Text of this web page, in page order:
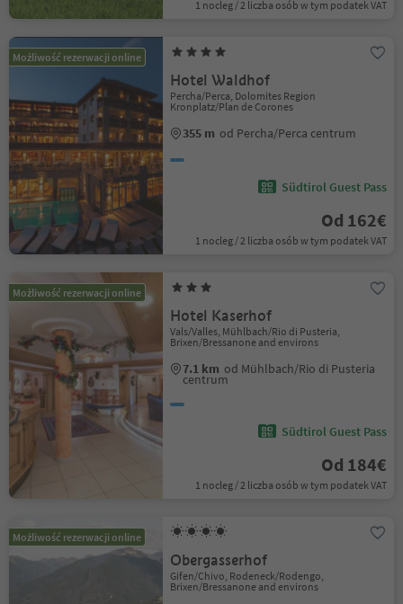
1 nocleg / 2 liczba osób w tym podatek VAT
Możliwość rezerwacji online
Hotel Waldhof
Percha/Perca, Dolomites Region
Kronplatz/Plan de Corones
355 m od Percha/Perca centrum
Südtirol Guest Pass
Od 162€
1 nocleg / 2 liczba osób w tym podatek VAT
Możliwość rezerwacji online
Hotel Kaserhof
Vals/Valles, Mühlbach/Rio di Pusteria,
Brixen/Bressanone and environs
7.1 km od Mühlbach/Rio di Pusteria
centrum
Südtirol Guest Pass
Od 184€
1 nocleg / 2 liczba osób w tym podatek VAT
Możliwość rezerwacji online
Obergasserhof
Gifen/Chivo, Rodeneck/Rodengo,
Brixen/Bressanone and environs